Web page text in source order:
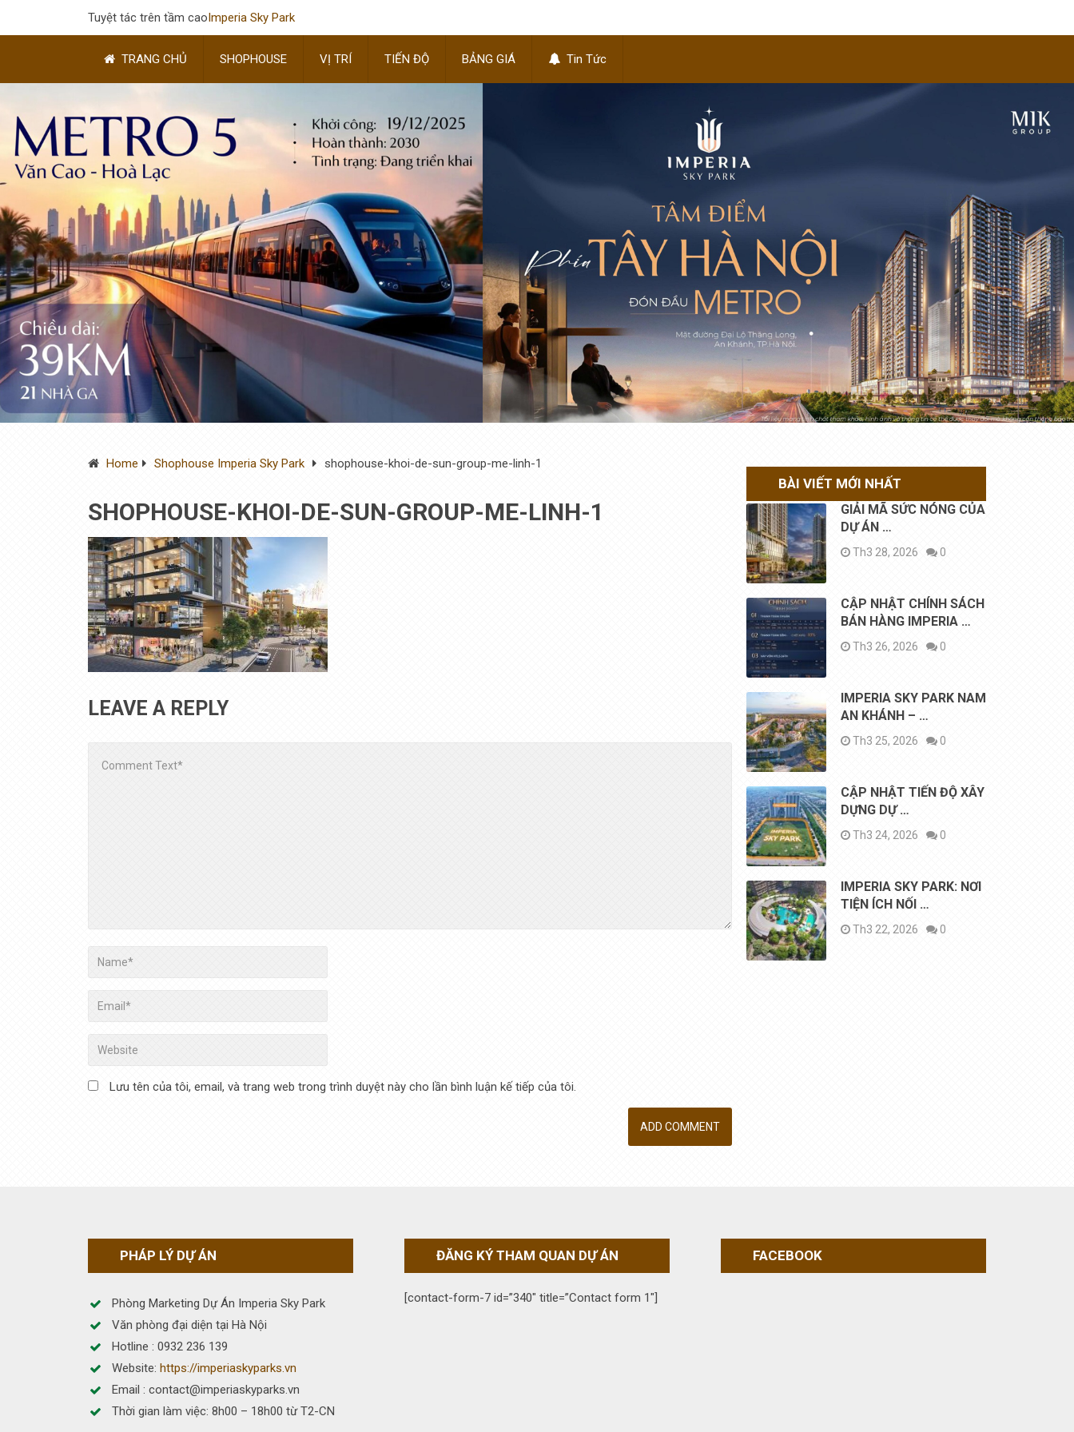
Imperia Sky Park
Tuyệt tác trên tầm cao
TRANG CHỦ SHOPHOUSE VỊ TRÍ TIẾN ĐỘ BẢNG GIÁ Tin Tức
Home Shophouse Imperia Sky Park shophouse-khoi-de-sun-group-me-linh-1
SHOPHOUSE-KHOI-DE-SUN-GROUP-ME-LINH-1
LEAVE A REPLY
Lưu tên của tôi, email, và trang web trong trình duyệt này cho lần bình luận kế tiếp của tôi.
BÀI VIẾT MỚI NHẤT
GIẢI MÃ SỨC NÓNG CỦA
DỰ ÁN …
Th3 28, 2026 0
CẬP NHẬT CHÍNH SÁCH
BÁN HÀNG IMPERIA …
Th3 26, 2026 0
IMPERIA SKY PARK NAM
AN KHÁNH – …
Th3 25, 2026 0
CẬP NHẬT TIẾN ĐỘ XÂY
DỰNG DỰ …
Th3 24, 2026 0
IMPERIA SKY PARK: NƠI
TIỆN ÍCH NỐI …
Th3 22, 2026 0
PHÁP LÝ DỰ ÁN
Phòng Marketing Dự Án Imperia Sky Park
Văn phòng đại diện tại Hà Nội
Hotline : 0932 236 139
Website: https://imperiaskyparks.vn
Email : contact@imperiaskyparks.vn
Thời gian làm việc: 8h00 – 18h00 từ T2-CN
ĐĂNG KÝ THAM QUAN DỰ ÁN
[contact-form-7 id=”340″ title=”Contact form 1″]
FACEBOOK